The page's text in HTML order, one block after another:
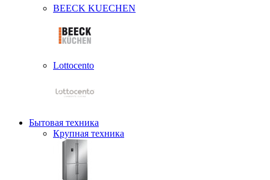
BEECK KUECHEN
Lottocento
Бытовая техника
Крупная техника